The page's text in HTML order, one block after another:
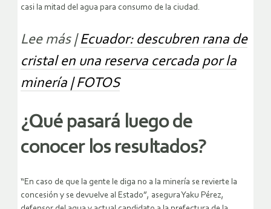
casi la mitad del agua para consumo de la ciudad.
Lee más |Ecuador: descubren rana de
cristal en una reserva cercada por la
minería | FOTOS
¿Qué pasará luego de
conocer los resultados?
“En caso de que la gente le diga no a la minería se revierte la
concesión y se devuelve al Estado”, asegura Yaku Pérez,